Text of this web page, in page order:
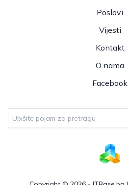
Poslovi
Vijesti
Kontakt
O nama
Facebook